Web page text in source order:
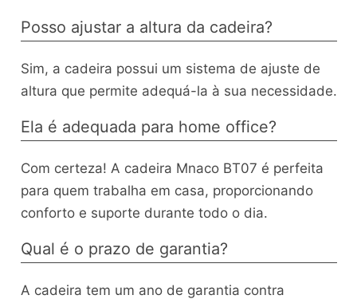
Posso ajustar a altura da cadeira?
Sim, a cadeira possui um sistema de ajuste de
altura que permite adequá-la à sua necessidade.
Ela é adequada para home office?
Com certeza! A cadeira Mnaco BT07 é perfeita
para quem trabalha em casa, proporcionando
conforto e suporte durante todo o dia.
Qual é o prazo de garantia?
A cadeira tem um ano de garantia contra